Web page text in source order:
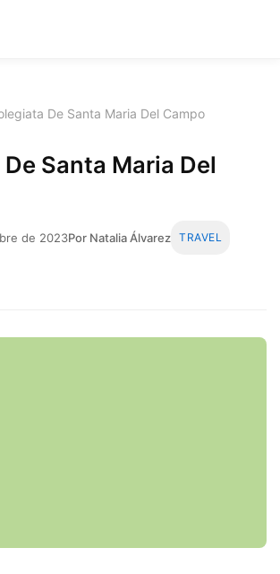
De Santa Maria Del Campo
Santa Maria Del
de 2023Por Natalia Álvarez TRAVEL